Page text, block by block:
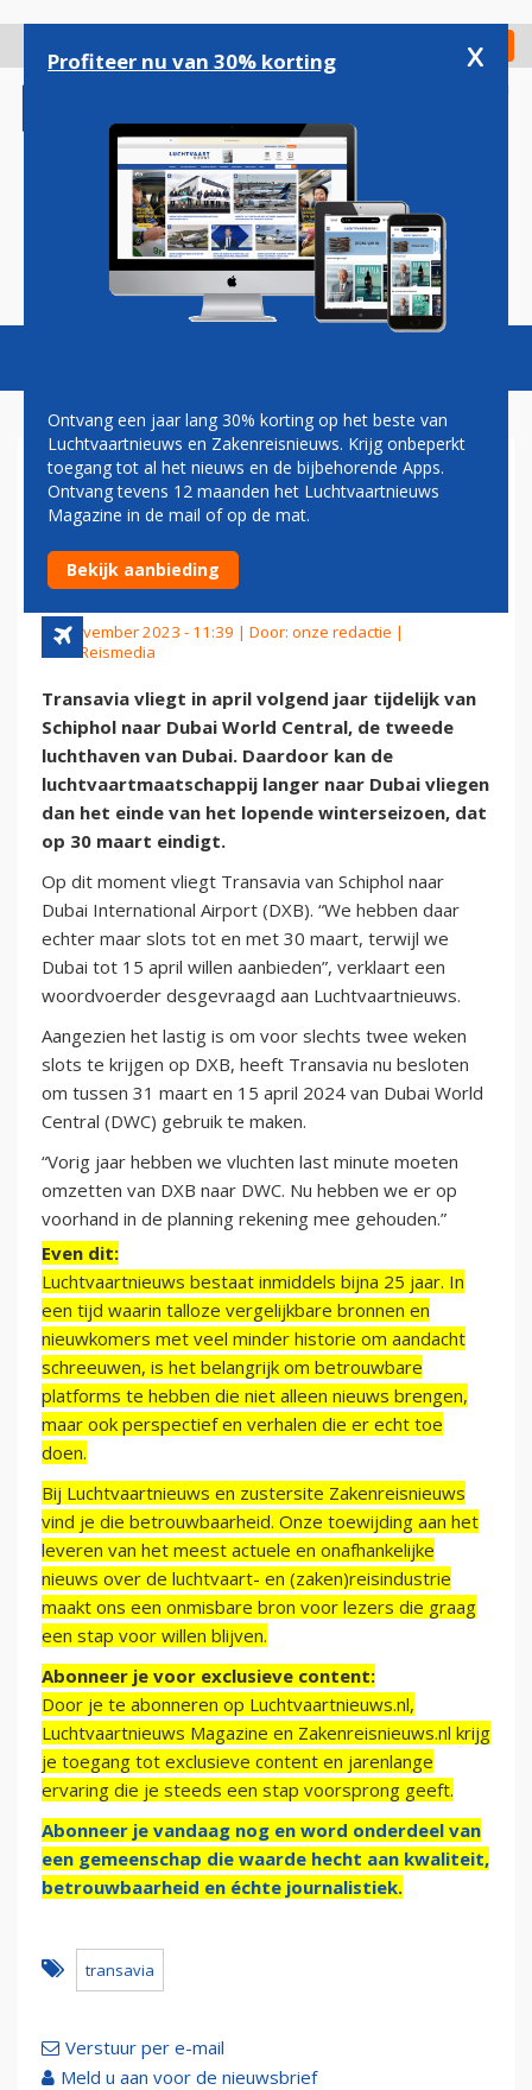
gaan
Check in
Magazine Podcasts Vacatures
TRANSAVIA TIJDELIJK VAN
SCHIPHOL NAAR DUBAI
WORLD CENTRAL
29 november 2023 - 11:39 | Door: onze redactie |
Foto: Reismedia
Transavia vliegt in april volgend jaar tijdelijk van
Schiphol naar Dubai World Central, de tweede
luchthaven van Dubai. Daardoor kan de
luchtvaartmaatschappij langer naar Dubai vliegen
dan het einde van het lopende winterseizoen, dat
op 30 maart eindigt.
Op dit moment vliegt Transavia van Schiphol naar
Dubai International Airport (DXB). “We hebben daar
echter maar slots tot en met 30 maart, terwijl we
Dubai tot 15 april willen aanbieden”, verklaart een
woordvoerder desgevraagd aan Luchtvaartnieuws.
Aangezien het lastig is om voor slechts twee weken
slots te krijgen op DXB, heeft Transavia nu besloten
om tussen 31 maart en 15 april 2024 van Dubai World
Central (DWC) gebruik te maken.
“Vorig jaar hebben we vluchten last minute moeten
omzetten van DXB naar DWC. Nu hebben we er op
voorhand in de planning rekening mee gehouden.”
Even dit:
Luchtvaartnieuws bestaat inmiddels bijna 25 jaar. In
een tijd waarin talloze vergelijkbare bronnen en
nieuwkomers met veel minder historie om aandacht
schreeuwen, is het belangrijk om betrouwbare
platforms te hebben die niet alleen nieuws brengen,
maar ook perspectief en verhalen die er echt toe
doen.
Bij Luchtvaartnieuws en zustersite Zakenreisnieuws
vind je die betrouwbaarheid. Onze toewijding aan het
leveren van het meest actuele en onafhankelijke
nieuws over de luchtvaart- en (zaken)reisindustrie
maakt ons een onmisbare bron voor lezers die graag
een stap voor willen blijven.
Abonneer je voor exclusieve content:
Door je te abonneren op Luchtvaartnieuws.nl,
Luchtvaartnieuws Magazine en Zakenreisnieuws.nl krijg
je toegang tot exclusieve content en jarenlange
ervaring die je steeds een stap voorsprong geeft.
Abonneer je vandaag nog en word onderdeel van
een gemeenschap die waarde hecht aan kwaliteit,
betrouwbaarheid en échte journalistiek.
transavia
Verstuur per e-mail
Meld u aan voor de nieuwsbrief
Profiteer nu van 30% korting x
Ontvang een jaar lang 30% korting op het beste van
Luchtvaartnieuws en Zakenreisnieuws. Krijg onbeperkt
toegang tot al het nieuws en de bijbehorende Apps.
Ontvang tevens 12 maanden het Luchtvaartnieuws
Magazine in de mail of op de mat.
Bekijk aanbieding